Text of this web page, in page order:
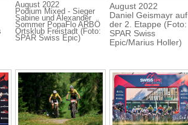
August 2022
Podium Mixed - Sieger
Sabine und Alexander
Sommer PopaFlo ARBÖ
Ortsklub Freistadt (Foto:
SPAR Swiss Epic)
August 2022
Daniel Geismayr auf
der 2. Etappe (Foto:
SPAR Swiss
Epic/Marius Holler)